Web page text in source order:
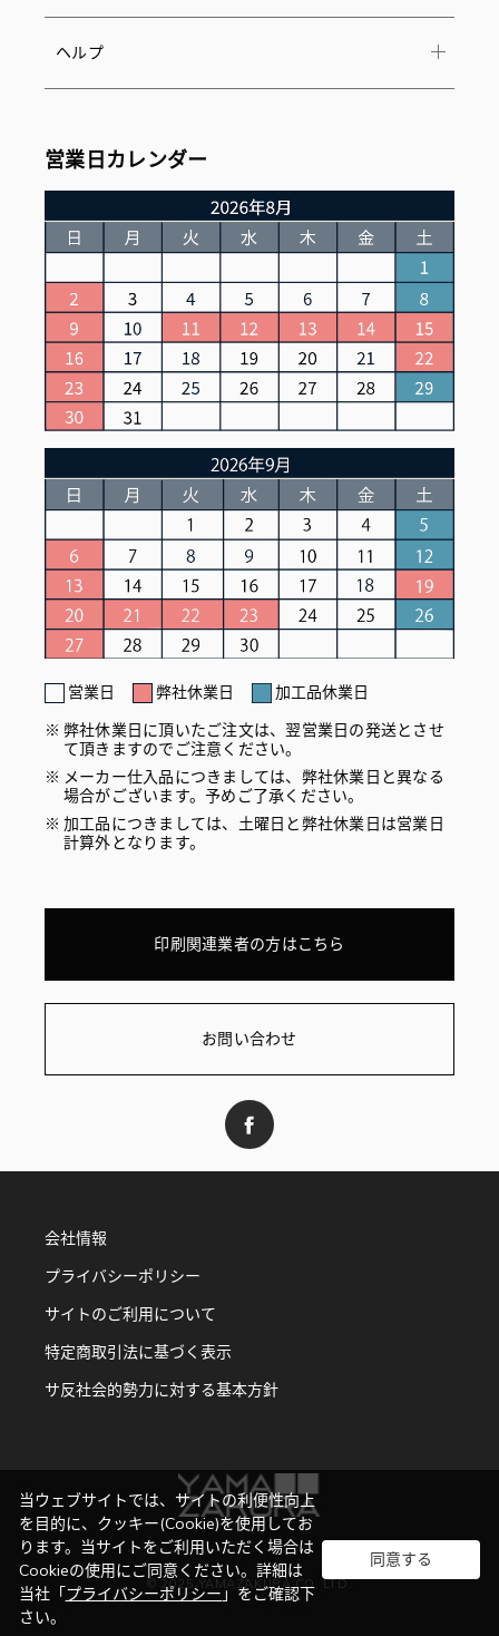
ヘルプ
営業日カレンダー
営業日 弊社休業日
加工品休業日
弊社休業日に頂いたご注文は、翌営業日の発送とさせ
て頂きますのでご注意ください。
メーカー仕入品につきましては、弊社休業日と異なる
場合がございます。予めご了承ください。
加工品につきましては、土曜日と弊社休業日は営業日
計算外となります。
印刷関連業者の方はこちら
お問い合わせ
会社情報
プライバシーポリシー
サイトのご利用について
特定商取引法に基づく表示
サ反社会的勢力に対する基本方針
© 2025 YAMAZAKURA CO. LTD.
当ウェブサイトでは、サイトの利便性向上
を目的に、クッキー(Cookie)を使用してお
ります。当サイトをご利用いただく場合は
Cookieの使用にご同意ください。詳細は
当社「プライバシーポリシー」をご確認下
さい。
同意する